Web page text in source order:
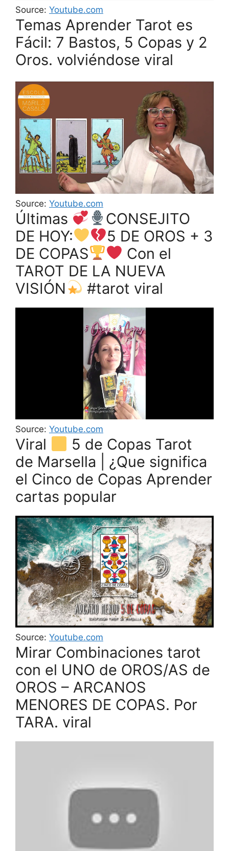
Source: Youtube.com
Temas Aprender Tarot es
Fácil: 7 Bastos, 5 Copas y 2
Oros. volviéndose viral
Source: Youtube.com
Últimas
CONSEJITO
DE HOY:
5 DE OROS + 3
DE COPAS
Con el
TAROT DE LA NUEVA
VISIÓN
#tarot viral
Source: Youtube.com
Viral
5 de Copas Tarot
de Marsella | ¿Que significa
el Cinco de Copas Aprender
cartas popular
Source: Youtube.com
Mirar Combinaciones tarot
con el UNO de OROS/AS de
OROS – ARCANOS
MENORES DE COPAS. Por
TARA. viral